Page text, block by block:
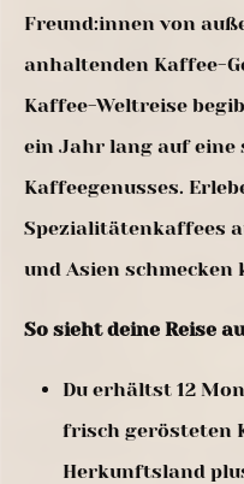
Freund:innen von
anhaltenden Kaffee-
Kaffee-Weltreise
ein Jahr lang auf eine
Kaffeegenusses.
Spezialitätenkaffees
und Asien schmecken
So sieht deine Reise
Du erhältst 12
frisch gerösteten
Herkunftsland